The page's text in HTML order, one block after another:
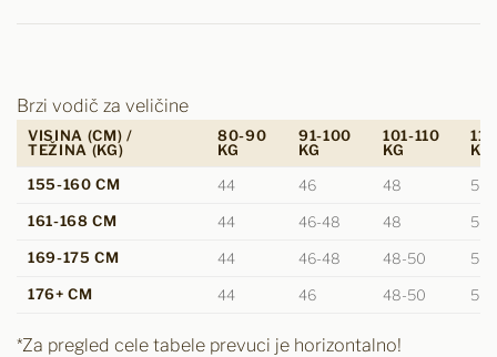
Brzi vodič za veličine
VISINA (CM) /
TEŽINA (KG)
80-90
KG
91-100
KG
101-110
KG
KG
155-160 CM
44 46 48
50
161-168 CM
44 46-48 48
50
169-175 CM
44 46-48 48-50
50
176+ CM
44 46 48-50
*Za pregled cele tabele prevuci je horizontalno!